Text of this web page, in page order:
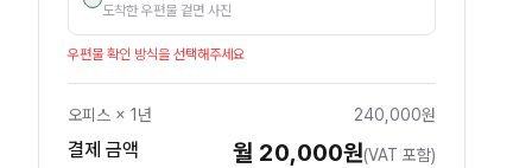
도착한 우편물 겉면 사진
우편물 확인 방식을 선택해주세요
오피스 × 1년 240,000원
결제 금액 월 20,000원(VAT 포함)